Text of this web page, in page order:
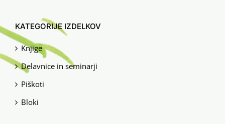
KATEGORIJE IZDELKOV
Knjige
Delavnice in seminarji
Piškoti
Bloki